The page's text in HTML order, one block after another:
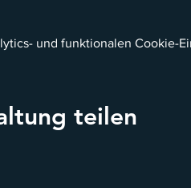
und funktionalen Cookie-
teilen